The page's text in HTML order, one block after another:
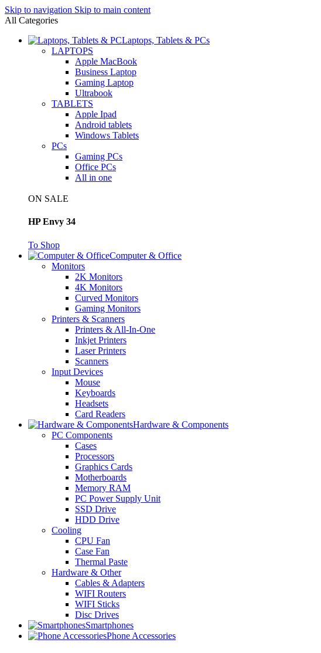
Skip to navigation Skip to main content
All Categories
Laptops, Tablets & PCs
LAPTOPS
Apple MacBook
Business Laptop
Gaming Laptop
Ultrabook
TABLETS
Apple Ipad
Android tablets
Windows Tablets
PCs
Gaming PCs
Office PCs
All in one
ON SALE
HP Envy 34
To Shop
Computer & Office
Monitors
2K Monitors
4K Monitors
Curved Monitors
Gaming Monitors
Printers & Scanners
Printers & All-In-One
Inkjet Printers
Laser Printers
Scanners
Input Devices
Mouse
Keyboards
Headsets
Card Readers
Hardware & Components
PC Components
Cases
Processors
Graphics Cards
Motherboards
Memory RAM
PC Power Supply Unit
SSD Drive
HDD Drive
Cooling
CPU Fan
Case Fan
Thermal Paste
Hardware & Other
Cables & Adapters
WIFI Routers
WIFI Sticks
Disc Drives
Smartphones
Phone Accessories